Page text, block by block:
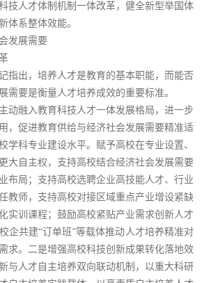
技人才体制机制一体改革，健全新型举国体
体系整体效能。
发展需要
出，培养人才是教育的基本职能，而能否
需要是衡量人才培养成效的重要标准。
融入教育科技人才一体发展格局，进一步
，促进教育供给与经济社会发展需要精准适
学科专业建设水平。赋予高校在专业设置、
大自主权，支持高校结合经济社会发展需要
布局；支持高校选聘企业高技能人才、行业
教师，支持高校对接区域重点产业增设紧缺
实训课程；鼓励高校紧贴产业需求创新人才
企共建“订单班”等载体推动人才培养精准对
求。二是增强高校科技创新成果转化落地效
与人才自主培养双向联动机制，以重大科研